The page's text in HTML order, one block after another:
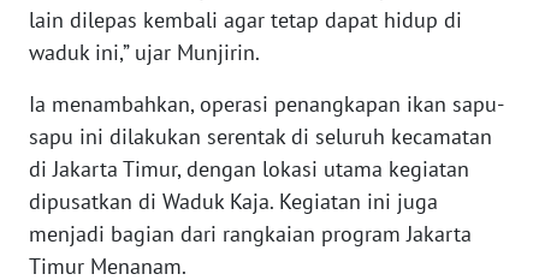
lain dilepas kembali agar tetap dapat hidup di
waduk ini,” ujar Munjirin.
Ia menambahkan, operasi penangkapan ikan sapu-
sapu ini dilakukan serentak di seluruh kecamatan
di Jakarta Timur, dengan lokasi utama kegiatan
dipusatkan di Waduk Kaja. Kegiatan ini juga
menjadi bagian dari rangkaian program Jakarta
Timur Menanam.
WN
JAMBI
WN
SULTRA
WN
NTB